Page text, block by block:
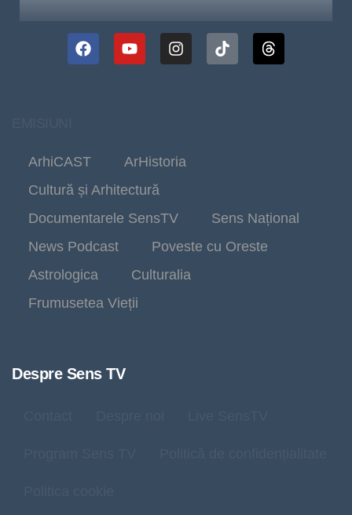
ArhiCAST
ArHistoria
Cultură și Arhitectură
Documentarele SensTV
Sens Național
News Podcast
Poveste cu Oreste
Astrologica
Culturalia
Frumusetea Vieții
Despre Sens TV